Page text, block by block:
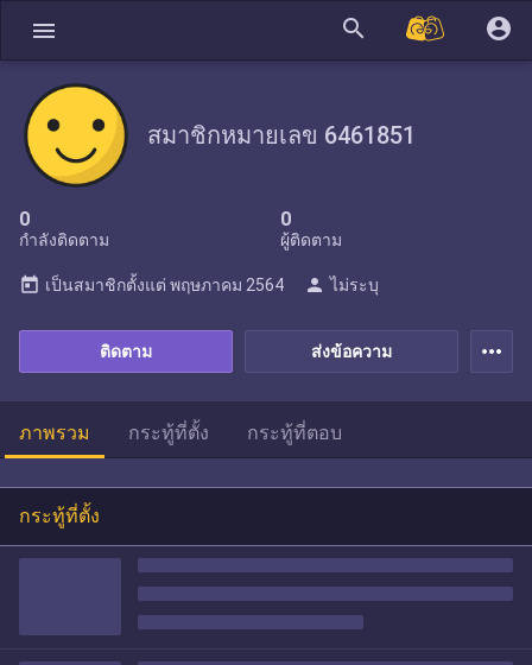
menu search account_circle
สมาชิกหมายเลข 6461851
0
กำลังติดตาม
0
ผู้ติดตาม
ส่งข้อความ
ติดตาม
today เป็นสมาชิกตั้งแต่ พฤษภาคม 2564 person ไม่ระบุ
more_horiz
ภาพรวม กระทู้ที่ตั้ง กระทู้ที่ตอบ
กระทู้ที่ตั้ง